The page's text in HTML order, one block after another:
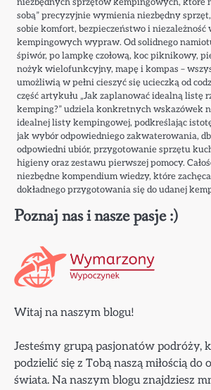
sobą” precyzyjnie wymienia niezbędny
sobie komfort, bezpieczeństwo i niezależność
kempingowych wypraw. Od solidnego
śpiwór, po lampkę czołową, koc piknikowy,
nożyk wielofunkcyjny, mapę i kompas –
umożliwią w pełni cieszyć się ucieczką od
część artykułu „Jak zaplanować idealną listę
kemping?” udziela konkretnych wskazówek
idealnej listy kempingowej, podkreślając
jak wybór odpowiedniego zakwaterowania,
odpowiedni ubiór, przygotowanie sprzętu
higieny oraz zestawu pierwszej pomocy.
niezbędne kompendium wiedzy, które
dokładnego przygotowania się do udanej
Poznaj nas i nasze pasje :)
Witaj na naszym blogu!
Jesteśmy grupą pasjonatów podróży,
podzielić się z Tobą naszą miłością
świata. Na naszym blogu znajdziesz